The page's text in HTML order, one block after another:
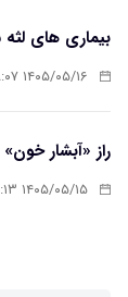
بیماری های لثه
۱۴۰۵/۰۵/۱۶ ۱۸:۰۷
راز «آبشار
۱۴۰۵/۰۵/۱۵ ۱۵:۱۳